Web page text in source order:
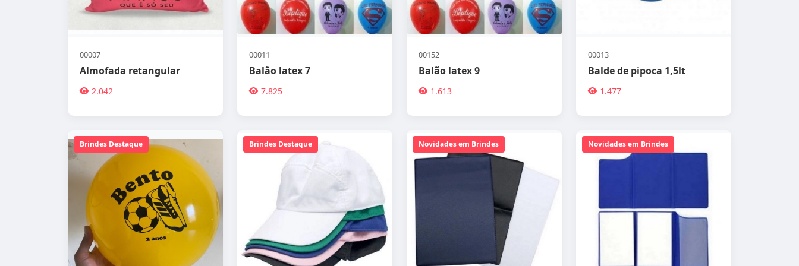
00007
Almofada retangular
2.042
00011
Balão latex 7
7.825
00152
Balão latex 9
1.613
00013
Balde de pipoca 1,5lt
1.477
Brindes Destaque Brindes Destaque Novidades em Brindes Novidades em Brindes